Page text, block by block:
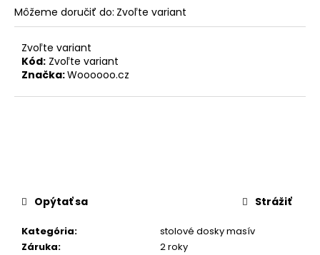
Môžeme doručiť do: Zvoľte variant
Zvoľte variant
Kód: Zvoľte variant
Značka:Woooooo.cz
Kategória:
stolové dosky masív
Záruka: 2 roky
Opýtať sa Strážiť